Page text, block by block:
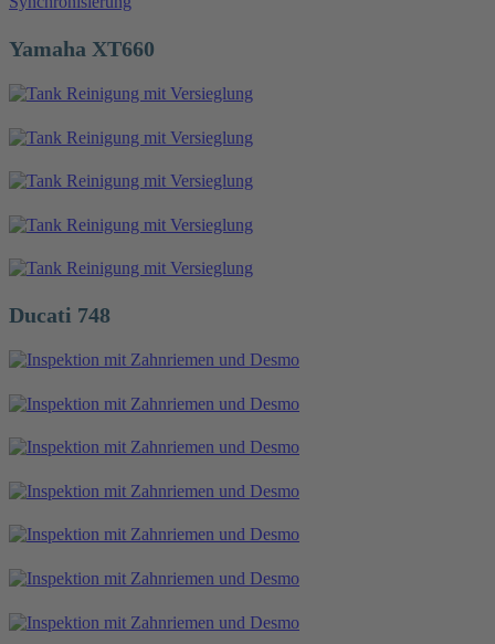
Yamaha XT660
Ducati 748